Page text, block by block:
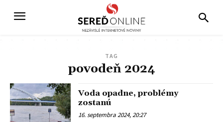
TAG
povodeň 2024
Voda opadne, problémy
zostanú
16. septembra 2024, 20:27